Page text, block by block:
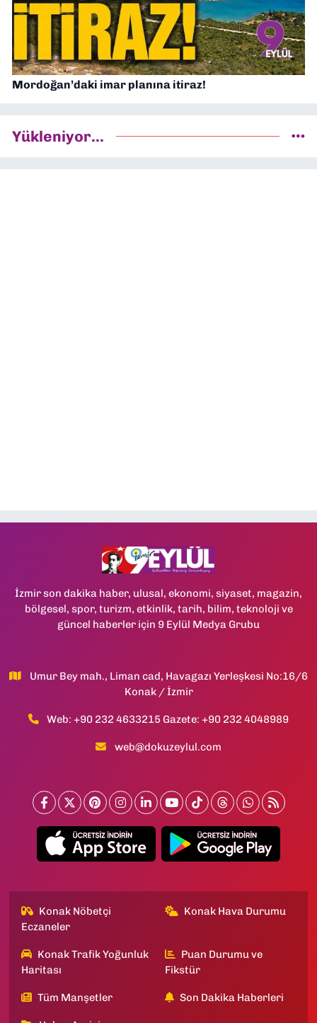
Mordoğan’daki imar planına itiraz!
Yükleniyor...
İzmir son dakika haber, ulusal, ekonomi, siyaset, magazin,
bölgesel, spor, turizm, etkinlik, tarih, bilim, teknoloji ve
güncel haberler için 9 Eylül Medya Grubu
Umur Bey mah., Liman cad, Havagazı Yerleşkesi No:16/6
Konak / İzmir
Web: +90 232 4633215 Gazete: +90 232 4048989
web@dokuzeylul.com
Konak Nöbetçi
Eczaneler
Konak Hava Durumu
Konak Trafik Yoğunluk
Haritası
Puan Durumu ve
Fikstür
Tüm Manşetler Son Dakika Haberleri